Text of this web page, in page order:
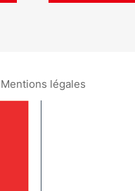
Mentions légales